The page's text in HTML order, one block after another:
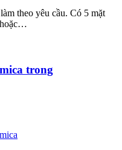
theo yêu cầu. Có 5 mặt
hoặc…
trong